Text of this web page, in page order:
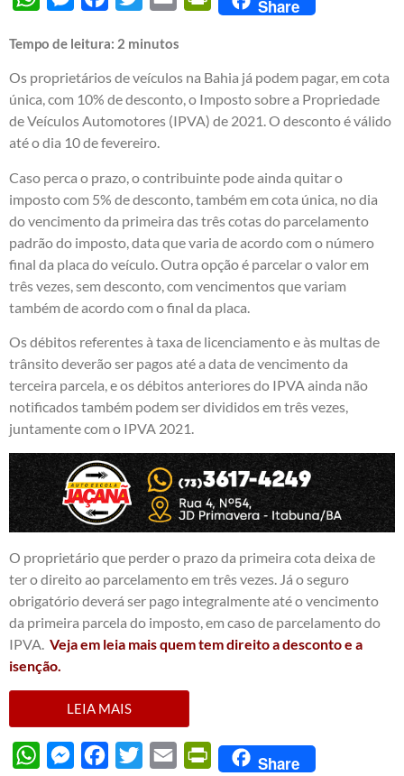
Share
Tempo de leitura: 2 minutos
Os proprietários de veículos na Bahia já podem pagar, em cota
única, com 10% de desconto, o Imposto sobre a Propriedade
de Veículos Automotores (IPVA) de 2021. O desconto é válido
até o dia 10 de fevereiro.
Caso perca o prazo, o contribuinte pode ainda quitar o
imposto com 5% de desconto, também em cota única, no dia
do vencimento da primeira das três cotas do parcelamento
padrão do imposto, data que varia de acordo com o número
final da placa do veículo. Outra opção é parcelar o valor em
três vezes, sem desconto, com vencimentos que variam
também de acordo com o final da placa.
Os débitos referentes à taxa de licenciamento e às multas de
trânsito deverão ser pagos até a data de vencimento da
terceira parcela, e os débitos anteriores do IPVA ainda não
notificados também podem ser divididos em três vezes,
juntamente com o IPVA 2021.
O proprietário que perder o prazo da primeira cota deixa de
ter o direito ao parcelamento em três vezes. Já o seguro
obrigatório deverá ser pago integralmente até o vencimento
da primeira parcela do imposto, em caso de parcelamento do
IPVA. Veja em leia mais quem tem direito a desconto e a
isenção.
LEIA MAIS
WhatsAppMessengerFacebook
Twitter Email PrintFriendly
Share